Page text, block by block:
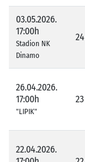
03.05.2026.
17:00h
Stadion NK
Dinamo
24
26.04.2026.
17:00h
"LIPIK"
23
22.04.2026.